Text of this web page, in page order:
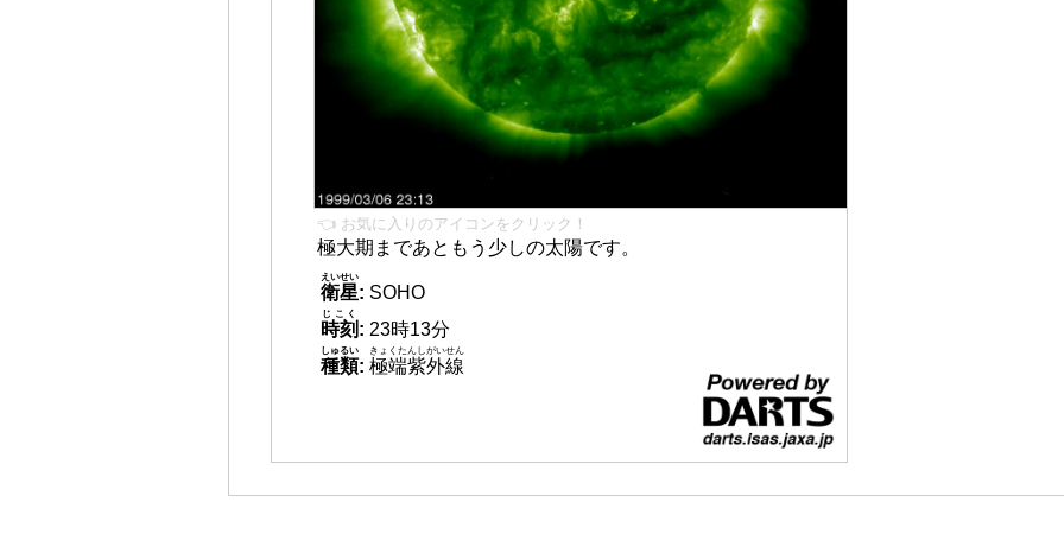
👈 お気に入りのアイコンをクリック！
極大期まであともう少しの太陽です。
衛星
えいせい
: SOHO
時刻
じこく
: 23時13分
種類
しゅるい
: 極端紫外線
きょくたんしがいせん